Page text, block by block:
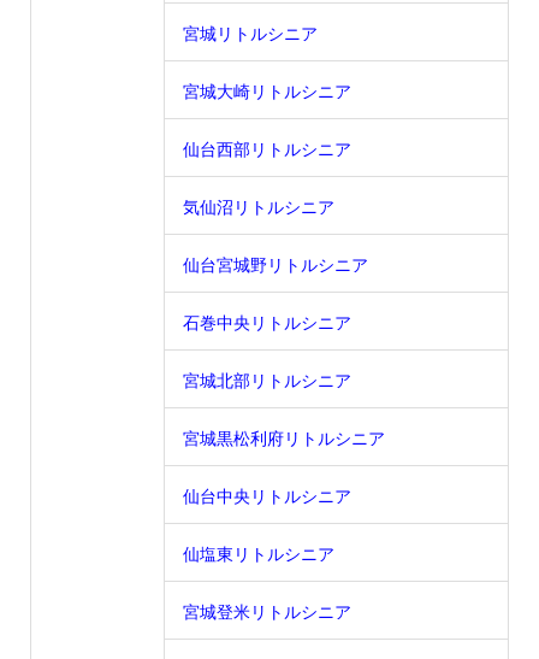
宮城リトルシニア
宮城大崎リトルシニア
仙台西部リトルシニア
気仙沼リトルシニア
仙台宮城野リトルシニア
石巻中央リトルシニア
宮城北部リトルシニア
宮城黒松利府リトルシニア
仙台中央リトルシニア
仙塩東リトルシニア
宮城登米リトルシニア